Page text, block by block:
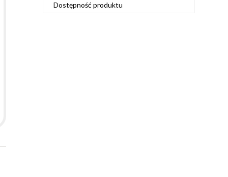
Dostępność produktu